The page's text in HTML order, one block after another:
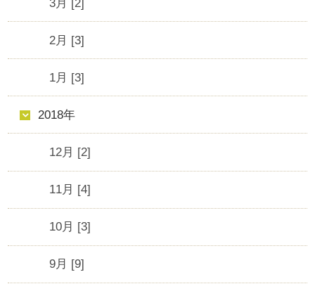
3月 [2]
2月 [3]
1月 [3]
2018年
12月 [2]
11月 [4]
10月 [3]
9月 [9]